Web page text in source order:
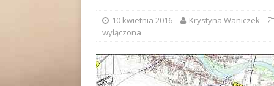
Folkloru
10 kwietnia 2016 Krystyna Waniczek
wyłączona